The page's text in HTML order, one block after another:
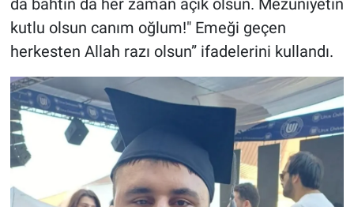
da bahtın da her zaman açık olsun. Mezuniyetin
kutlu olsun canım oğlum!" Emeği geçen
herkesten Allah razı olsun” ifadelerini kullandı.